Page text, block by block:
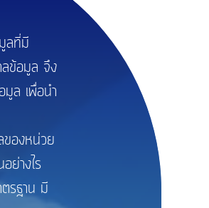
ลที่มี
ข้อมูล จึง
มูล เพื่อนำ
องหน่วย
ย่างไร
รฐาน มี